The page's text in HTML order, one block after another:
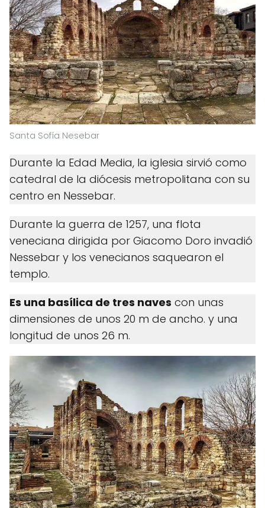
Santa Sofía Nesebar
Durante la Edad Media, la iglesia sirvió como
catedral de la diócesis metropolitana con su
centro en Nessebar.
Durante la guerra de 1257, una flota
veneciana dirigida por Giacomo Doro invadió
Nessebar y los venecianos saquearon el
templo.
Es una basílica de tres naves con unas
dimensiones de unos 20 m de ancho. y una
longitud de unos 26 m.